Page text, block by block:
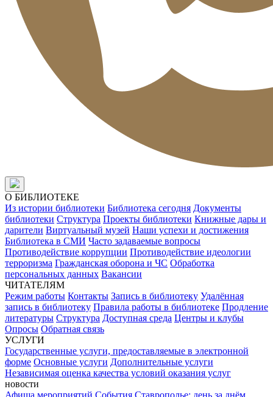
О БИБЛИОТЕКЕ
Из истории библиотеки Библиотека сегодня Документы
библиотеки Структура Проекты библиотеки Книжные дары и
дарители Виртуальный музей Наши успехи и достижения
Библиотека в СМИ Часто задаваемые вопросы
Противодействие коррупции Противодействие идеологии
терроризма Гражданская оборона и ЧС Обработка
персональных данных Вакансии
ЧИТАТЕЛЯМ
Режим работы Контакты Запись в библиотеку Удалённая
запись в библиотеку Правила работы в библиотеке Продление
литературы Структура Доступная среда Центры и клубы
Опросы Обратная связь
УСЛУГИ
Государственные услуги, предоставляемые в электронной
форме Основные услуги Дополнительные услуги
Независимая оценка качества условий оказания услуг
новости
Афиша мероприятий События Ставрополье: день за днём